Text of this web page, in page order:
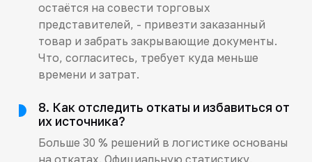
остаётся на совести торговых
представителей, - привезти заказанный
товар и забрать закрывающие документы.
Что, согласитесь, требует куда меньше
времени и затрат.
8. Как отследить откаты и избавиться от
их источника?
Больше 30 % решений в логистике основаны
на откатах. Официальную статистику,